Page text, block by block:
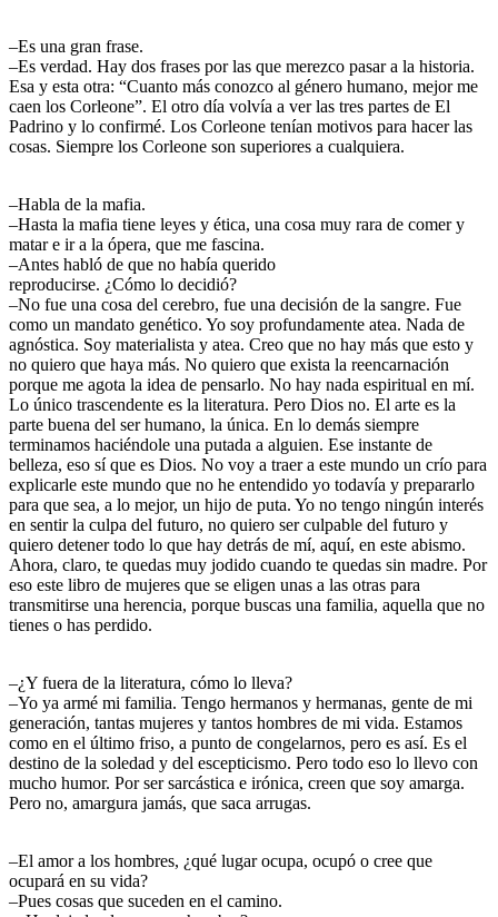
–Es una gran frase.
–Es verdad. Hay dos frases por las que merezco pasar a la historia.
Esa y esta otra: “Cuanto más conozco al género humano, mejor me
caen los Corleone”. El otro día volvía a ver las tres partes de El
Padrino y lo confirmé. Los Corleone tenían motivos para hacer las
cosas. Siempre los Corleone son superiores a cualquiera.
–Habla de la mafia.
–Hasta la mafia tiene leyes y ética, una cosa muy rara de comer y
matar e ir a la ópera, que me fascina.
–Antes habló de que no había querido
reproducirse. ¿Cómo lo decidió?
–No fue una cosa del cerebro, fue una decisión de la sangre. Fue
como un mandato genético. Yo soy profundamente atea. Nada de
agnóstica. Soy materialista y atea. Creo que no hay más que esto y
no quiero que haya más. No quiero que exista la reencarnación
porque me agota la idea de pensarlo. No hay nada espiritual en mí.
Lo único trascendente es la literatura. Pero Dios no. El arte es la
parte buena del ser humano, la única. En lo demás siempre
terminamos haciéndole una putada a alguien. Ese instante de
belleza, eso sí que es Dios. No voy a traer a este mundo un crío para
explicarle este mundo que no he entendido yo todavía y prepararlo
para que sea, a lo mejor, un hijo de puta. Yo no tengo ningún interés
en sentir la culpa del futuro, no quiero ser culpable del futuro y
quiero detener todo lo que hay detrás de mí, aquí, en este abismo.
Ahora, claro, te quedas muy jodido cuando te quedas sin madre. Por
eso este libro de mujeres que se eligen unas a las otras para
transmitirse una herencia, porque buscas una familia, aquella que no
tienes o has perdido.
–¿Y fuera de la literatura, cómo lo lleva?
–Yo ya armé mi familia. Tengo hermanos y hermanas, gente de mi
generación, tantas mujeres y tantos hombres de mi vida. Estamos
como en el último friso, a punto de congelarnos, pero es así. Es el
destino de la soledad y del escepticismo. Pero todo eso lo llevo con
mucho humor. Por ser sarcástica e irónica, creen que soy amarga.
Pero no, amargura jamás, que saca arrugas.
–El amor a los hombres, ¿qué lugar ocupa, ocupó o cree que
ocupará en su vida?
–Pues cosas que suceden en el camino.